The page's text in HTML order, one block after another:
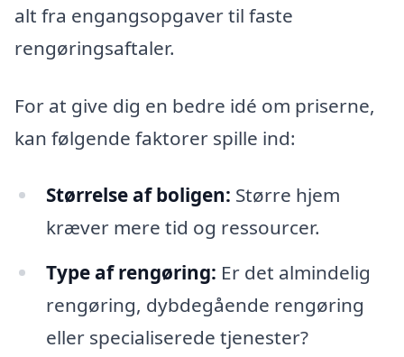
alt fra engangsopgaver til faste
rengøringsaftaler.
For at give dig en bedre idé om priserne,
kan følgende faktorer spille ind:
Størrelse af boligen: Større hjem
kræver mere tid og ressourcer.
Type af rengøring: Er det almindelig
rengøring, dybdegående rengøring
eller specialiserede tjenester?